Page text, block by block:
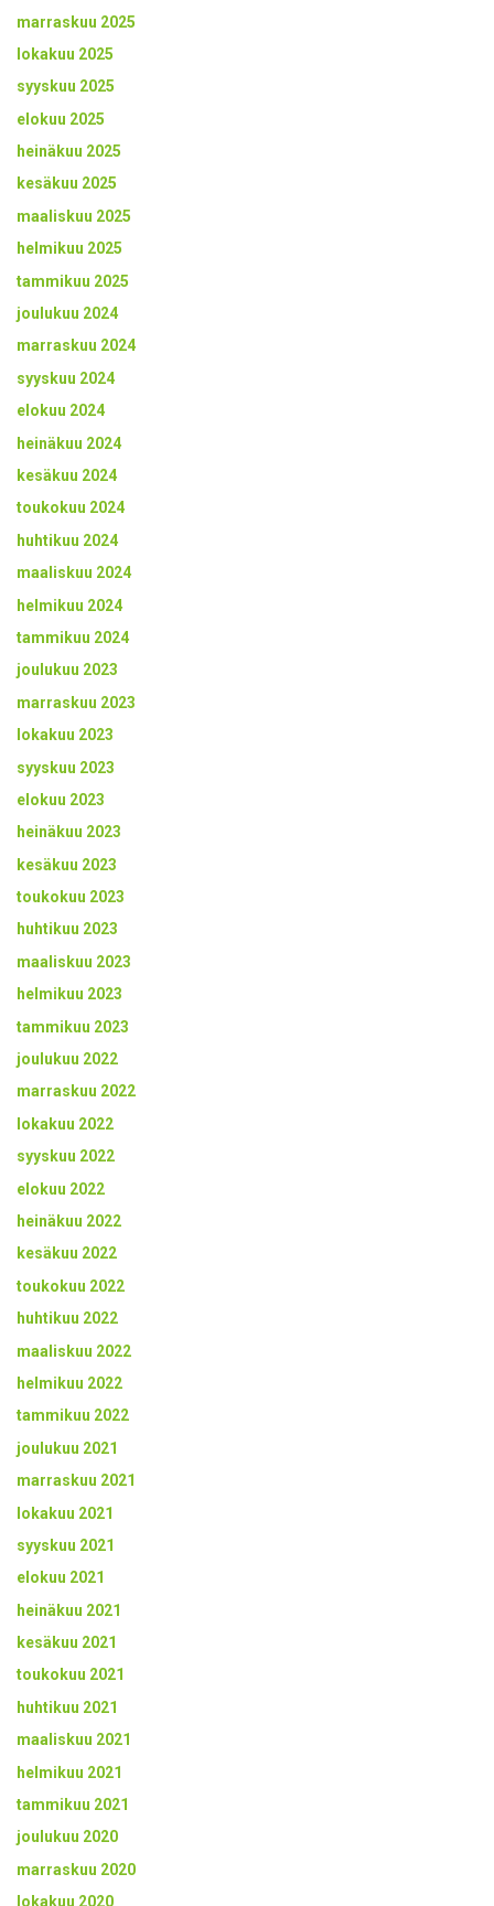
marraskuu 2025
lokakuu 2025
syyskuu 2025
elokuu 2025
heinäkuu 2025
kesäkuu 2025
maaliskuu 2025
helmikuu 2025
tammikuu 2025
joulukuu 2024
marraskuu 2024
syyskuu 2024
elokuu 2024
heinäkuu 2024
kesäkuu 2024
toukokuu 2024
huhtikuu 2024
maaliskuu 2024
helmikuu 2024
tammikuu 2024
joulukuu 2023
marraskuu 2023
lokakuu 2023
syyskuu 2023
elokuu 2023
heinäkuu 2023
kesäkuu 2023
toukokuu 2023
huhtikuu 2023
maaliskuu 2023
helmikuu 2023
tammikuu 2023
joulukuu 2022
marraskuu 2022
lokakuu 2022
syyskuu 2022
elokuu 2022
heinäkuu 2022
kesäkuu 2022
toukokuu 2022
huhtikuu 2022
maaliskuu 2022
helmikuu 2022
tammikuu 2022
joulukuu 2021
marraskuu 2021
lokakuu 2021
syyskuu 2021
elokuu 2021
heinäkuu 2021
kesäkuu 2021
toukokuu 2021
huhtikuu 2021
maaliskuu 2021
helmikuu 2021
tammikuu 2021
joulukuu 2020
marraskuu 2020
lokakuu 2020